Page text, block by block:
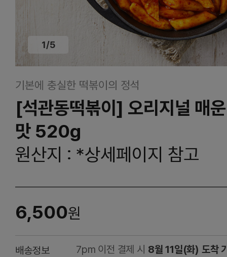
1/5
기본에 충실한 떡볶이의 정석
[석관동떡볶이] 오리지널 매운
맛 520g
원산지 : *상세페이지 참고
6,500원
배송정보 7pm 이전 결제 시 8월 11일(화) 도착